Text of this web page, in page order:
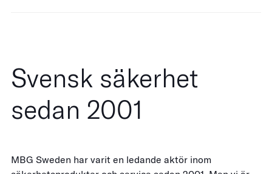
Svensk säkerhet
sedan 2001
MBG Sweden har varit en ledande aktör inom